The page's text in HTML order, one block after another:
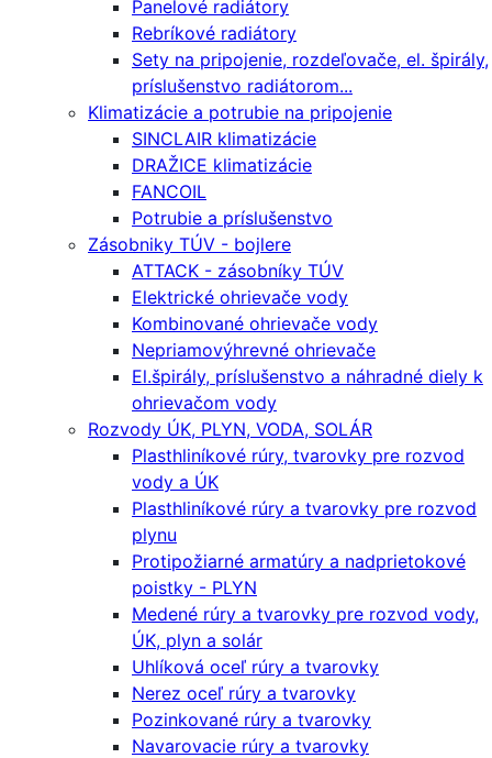
Panelové radiátory
Rebríkové radiátory
Sety na pripojenie, rozdeľovače, el. špirály,
príslušenstvo radiátorom...
Klimatizácie a potrubie na pripojenie
SINCLAIR klimatizácie
DRAŽICE klimatizácie
FANCOIL
Potrubie a príslušenstvo
Zásobniky TÚV - bojlere
ATTACK - zásobníky TÚV
Elektrické ohrievače vody
Kombinované ohrievače vody
Nepriamovýhrevné ohrievače
El.špirály, príslušenstvo a náhradné diely k
ohrievačom vody
Rozvody ÚK, PLYN, VODA, SOLÁR
Plasthliníkové rúry, tvarovky pre rozvod
vody a ÚK
Plasthliníkové rúry a tvarovky pre rozvod
plynu
Protipožiarné armatúry a nadprietokové
poistky - PLYN
Medené rúry a tvarovky pre rozvod vody,
ÚK, plyn a solár
Uhlíková oceľ rúry a tvarovky
Nerez oceľ rúry a tvarovky
Pozinkované rúry a tvarovky
Navarovacie rúry a tvarovky